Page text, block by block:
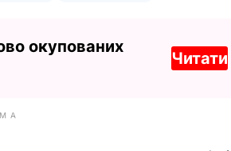
окупованих
Читати